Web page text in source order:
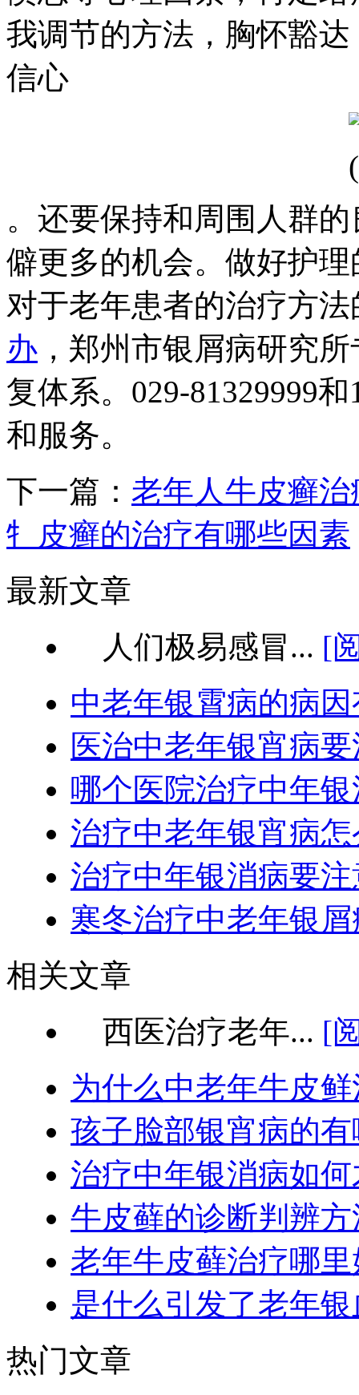
我调节的方法，胸怀豁
信心
。还要保持和周围人群
僻更多的机会。做好护
对于老年患者的治疗方法
办 ，郑州市银屑病研究
复体系。029-81329999
和服务。
下一篇： 老年人牛皮癣
牜皮癣的治疗有哪些因素
最新文章
人们极易感冒... [
中老年银霄病的病
医治中老年银宵病
哪个医院治疗中年
治疗中老年银宵病
治疗中年银消病要
寒冬治疗中老年银
相关文章
西医治疗老年... [
为什么中老年牛皮
孩子脸部银宵病的
治疗中年银消病如
牛皮藓的诊断判辨
老年牛皮藓治疗哪里
是什么引发了老年
热门文章